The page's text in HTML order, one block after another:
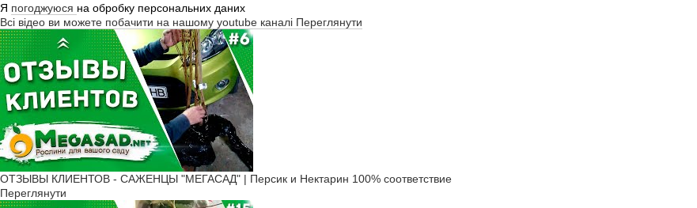
Я погоджуюся на обробку персональних даних
Всі відео ви можете побачити на нашому youtube каналі Переглянути
ОТЗЫВЫ КЛИЕНТОВ - САЖЕНЦЫ "МЕГАСАД" | Персик и Нектарин 100% соответствие
Переглянути